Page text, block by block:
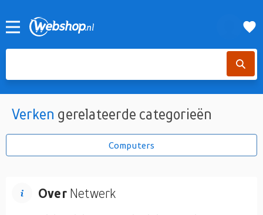
Verken gerelateerde categorieën
Computers
OverNetwerk